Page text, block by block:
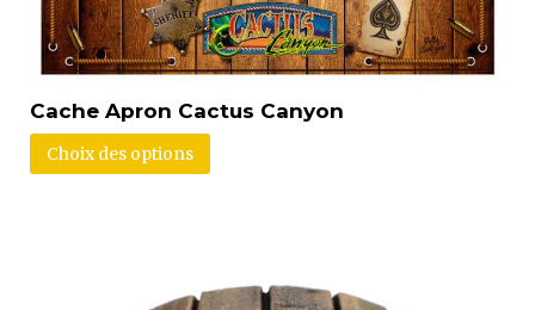
Cache Apron Cactus Canyon
Choix des options